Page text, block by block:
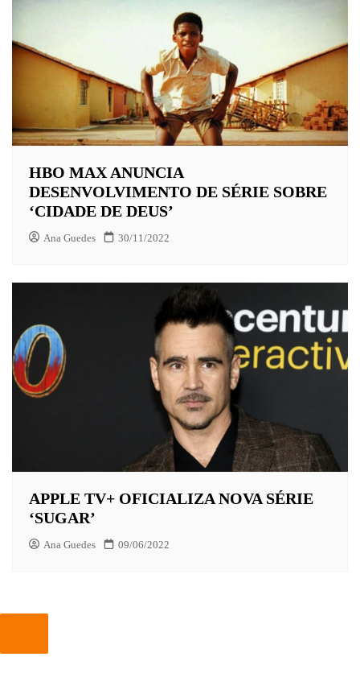
HBO MAX ANUNCIA
DESENVOLVIMENTO DE SÉRIE SOBRE
‘CIDADE DE DEUS’
Ana Guedes 30/11/2022
APPLE TV+ OFICIALIZA NOVA SÉRIE
‘SUGAR’
Ana Guedes 09/06/2022